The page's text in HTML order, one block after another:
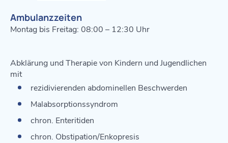
Ambulanzzeiten
Montag bis Freitag: 08:00 – 12:30 Uhr
Abklärung und Therapie von Kindern und Jugendlichen
mit
rezidivierenden abdominellen Beschwerden
Malabsorptionssyndrom
chron. Enteritiden
chron. Obstipation/Enkopresis